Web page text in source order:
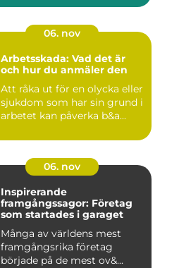
06. nov
Arbetsskada: Vad det är
och hur du anmäler den
Att råka ut för en olycka eller
sjukdom som har sin grund i
arbetet kan påverka b&a...
06. nov
Inspirerande
framgångssagor: Företag
som startades i garaget
Många av världens mest
framgångsrika företag
började på de mest ov&...